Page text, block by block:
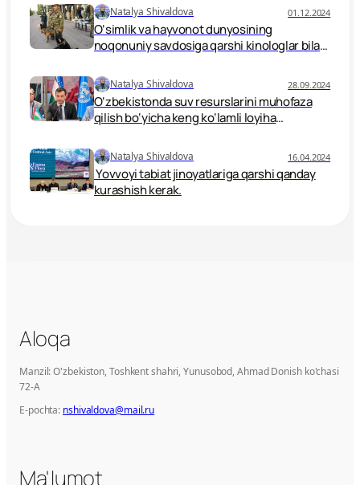
Natalya Shivaldova 01.12.2024
O‘simlik va hayvonot dunyosining
noqonuniy savdosiga qarshi kinologlar bilan
Natalya Shivaldova 28.09.2024
O‘zbekistonda suv resurslarini muhofaza
qilish bo‘yicha keng ko‘lamli loyiha
Natalya Shivaldova 16.04.2024
Yovvoyi tabiat jinoyatlariga qarshi qanday
kurashish kerak.
Aloqa
Manzil: O'zbekiston, Toshkent shahri, Yunusobod, Ahmad Donish ko'chasi
72-A
E-pochta: nshivaldova@mail.ru
Ma'lumot